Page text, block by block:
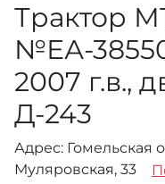
Трактор
№ЕА-
2007 г.в.,
Д-243
Адрес: Гомельская
Муляровская, 33